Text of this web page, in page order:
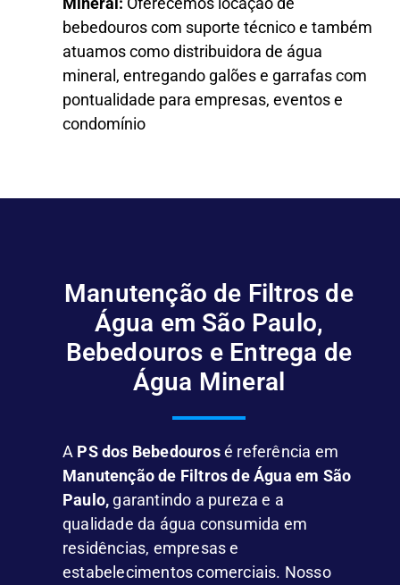
bebedouros com suporte técnico e também
atuamos como distribuidora de água
mineral, entregando galões e garrafas com
pontualidade para empresas, eventos e
condomínio
Manutenção de Filtros de
Água em São Paulo,
Bebedouros e Entrega de
Água Mineral
A PS dos Bebedourosé referência em
Manutenção de Filtros de Água em São
Paulo, garantindo a pureza e a
qualidade da água consumida em
residências, empresas e
estabelecimentos comerciais. Nosso